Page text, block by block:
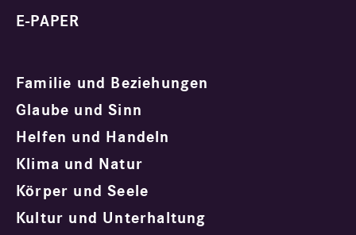
E-PAPER
Familie und Beziehungen
Glaube und Sinn
Helfen und Handeln
Klima und Natur
Körper und Seele
Kultur und Unterhaltung